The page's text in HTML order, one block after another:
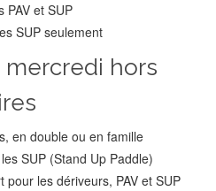
PAV et SUP
SUP seulement
hors
en double ou en famille
SUP (Stand Up Paddle)
les dériveurs, PAV et SUP